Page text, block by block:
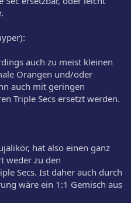
auch zu meist kleinen
Orangen und/oder
auch mit geringen
Triple Secs ersetzt werden.
hat also einen ganz
weder zu den
Secs. Ist daher auch durch
wäre ein 1:1 Gemisch aus